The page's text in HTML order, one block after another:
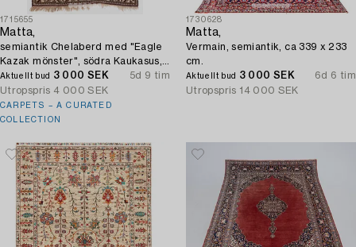
1715655
Matta,
semiantik Chelaberd med "Eagle
Kazak mönster", södra Kaukasus,
ca 234 x 164 cm.
Aktuellt bud 3 000 SEK
5d 9 tim
Utropspris 4 000 SEK
CARPETS – A CURATED
COLLECTION
1730628
Matta,
Vermain, semiantik, ca 339 x 233
cm.
Aktuellt bud 3 000 SEK
6d 6 tim
Utropspris 14 000 SEK